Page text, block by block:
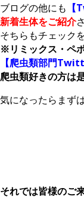
ブログの他にも
新着生体をご紹介
そちらもチェック
※リミックス・ペ
【爬虫類部門
爬虫類好きの方は
気になったらまず
それでは皆様のご